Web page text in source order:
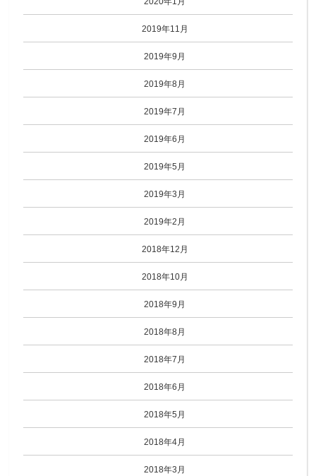
2019年11月
2019年9月
2019年8月
2019年7月
2019年6月
2019年5月
2019年3月
2019年2月
2018年12月
2018年10月
2018年9月
2018年8月
2018年7月
2018年6月
2018年5月
2018年4月
2018年3月